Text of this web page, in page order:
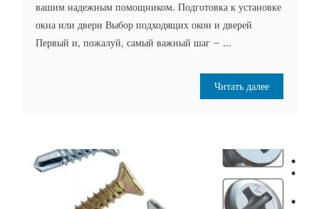
вашим надежным помощником. Подготовка к установке
окна или двери Выбор подходящих окон и дверей
Первый и, пожалуй, самый важный шаг – ...
Читать далее